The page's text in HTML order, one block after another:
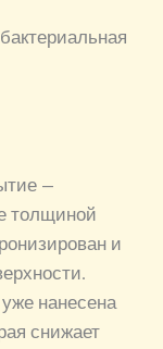
—
толщиной
и
нанесена
снижает